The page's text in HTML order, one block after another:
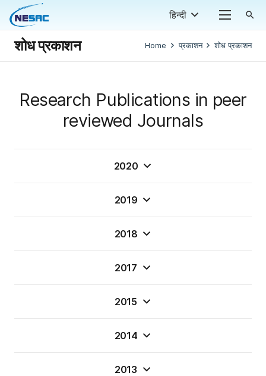
हिन्दी search
शोध प्रकाशन Home प्रकाशन शोध प्रकाशन
Research Publications in peer
reviewed Journals
2020
2019
2018
2017
2015
2014
2013